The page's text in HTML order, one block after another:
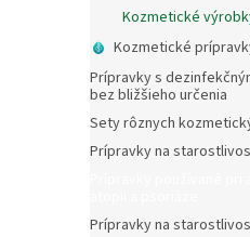
n
e
l
Kozmetické
Kozmetické
Prípravky s
bez bližšieho určenia
Sety rôznych
Prípravky na
Prípravky na